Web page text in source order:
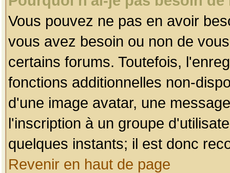
Vous pouvez ne pas en avoir
vous avez besoin ou non de
certains forums. Toutefois,
fonctions additionnelles non-
d'une image avatar, une
l'inscription à un groupe
quelques instants; il est donc
Revenir en haut de page